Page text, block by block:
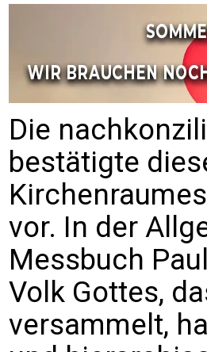
Die
bestätigte
vor. In der
Messbuch
Volk Gottes,
versammelt,